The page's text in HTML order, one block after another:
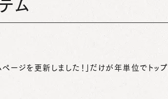
ジを更新しました！」だけが年単位でトッ